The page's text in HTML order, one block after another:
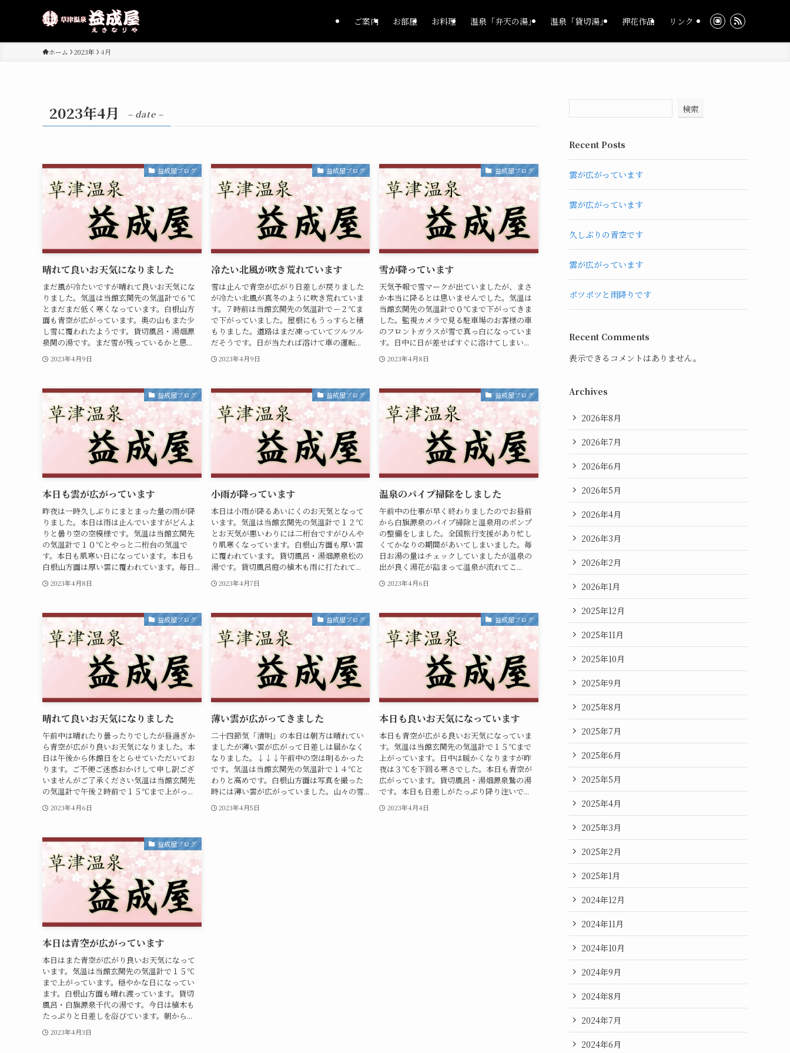
ご案内 お部屋 お料理 温泉「弁天の湯」 温泉「貸切湯」 押花作品 リンク
ホーム 2023年 4月
2023年4月 – date –
益成屋ブログ
晴れて良いお天気になりました
まだ風が冷たいですが晴れて良いお天気にな
りました。気温は当館玄関先の気温計で６℃
とまだまだ低く寒くなっています。白根山方
面も青空が広がっています。奥の山もまた少
し雪に覆われたようです。貸切風呂・湯畑源
泉関の湯です。まだ雪が残っているかと思...
2023年4月9日
益成屋ブログ
冷たい北風が吹き荒れています
雪は止んで青空が広がり日差しが戻りました
が冷たい北風が真冬のように吹き荒れていま
す。７時前は当館玄関先の気温計で－２℃ま
で下がっていました。屋根にもうっすらと積
もりました。道路はまだ凍っていてツルツル
だそうです。日が当たれば溶けて車の運転...
2023年4月9日
益成屋ブログ
雪が降っています
天気予報で雪マークが出ていましたが、まさ
か本当に降るとは思いませんでした。気温は
当館玄関先の気温計で０℃まで下がってきま
した。監視カメラで見る駐車場のお客様の車
のフロントガラスが雪で真っ白になっていま
す。日中に日が差せばすぐに溶けてしまい...
2023年4月8日
益成屋ブログ
本日も雲が広がっています
昨夜は一時久しぶりにまとまった量の雨が降
りました。本日は雨は止んでいますがどんよ
りと曇り空の空模様です。気温は当館玄関先
の気温計で１０℃とやっと二桁台の気温で
す。本日も肌寒い日になっています。本日も
白根山方面は厚い雲に覆われています。毎日...
2023年4月8日
益成屋ブログ
小雨が降っています
本日は小雨が降るあいにくのお天気となって
います。気温は当館玄関先の気温計で１２℃
とお天気が悪いわりには二桁台ですがひんや
り肌寒くなっています。白根山方面も厚い雲
に覆われています。貸切風呂・湯畑源泉松の
湯です。貸切風呂庭の植木も雨に打たれて...
2023年4月7日
益成屋ブログ
温泉のパイプ掃除をしました
午前中の仕事が早く終わりましたのでお昼前
から白旗源泉のパイプ掃除と温泉用のポンプ
の整備をしました。全国旅行支援があり忙し
くてかなりの期間があいてしまいました。毎
日お湯の量はチェックしていましたが温泉の
出が良く湯花が詰まって温泉が流れてこ...
2023年4月6日
益成屋ブログ
晴れて良いお天気になりました
午前中は晴れたり曇ったりでしたが昼過ぎか
ら青空が広がり良いお天気になりました。本
日は午後から休館日をとらせていただいてお
ります。ご不便ご迷惑おかけして申し訳ござ
いませんがご了承ください気温は当館玄関先
の気温計で午後２時前で１５℃まで上がっ...
2023年4月6日
益成屋ブログ
薄い雲が広がってきました
二十四節気「清明」の本日は朝方は晴れてい
ましたが薄い雲が広がって日差しは届かなく
なりました。↓↓↓午前中の空は明るかった
です。気温は当館玄関先の気温計で１４℃と
わりと高めです。白根山方面は写真を撮った
時には薄い雲が広がっていました。山々の雪...
2023年4月5日
益成屋ブログ
本日も良いお天気になっています
本日も青空が広がる良いお天気になっていま
す。気温は当館玄関先の気温計で１５℃まで
上がっています。日中は暖かくなりますが昨
夜は３℃を下回る寒さでした。本日も青空が
広がっています。貸切風呂・湯畑源泉鷲の湯
です。本日も日差しがたっぷり降り注いで...
2023年4月4日
益成屋ブログ
本日は青空が広がっています
本日はまた青空が広がり良いお天気になって
います。気温は当館玄関先の気温計で１５℃
まで上がっています。穏やかな日になってい
ます。白根山方面も晴れ渡っています。貸切
風呂・白旗源泉千代の湯です。今日は植木も
たっぷりと日差しを浴びています。朝から...
2023年4月3日
検索
Recent Posts
雲が広がっています
雲が広がっています
久しぶりの青空です
雲が広がっています
ポツポツと雨降りです
Recent Comments
表示できるコメントはありません。
Archives
2026年8月
2026年7月
2026年6月
2026年5月
2026年4月
2026年3月
2026年2月
2026年1月
2025年12月
2025年11月
2025年10月
2025年9月
2025年8月
2025年7月
2025年6月
2025年5月
2025年4月
2025年3月
2025年2月
2025年1月
2024年12月
2024年11月
2024年10月
2024年9月
2024年8月
2024年7月
2024年6月